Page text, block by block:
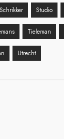
Studio
Tieleman
Utrecht